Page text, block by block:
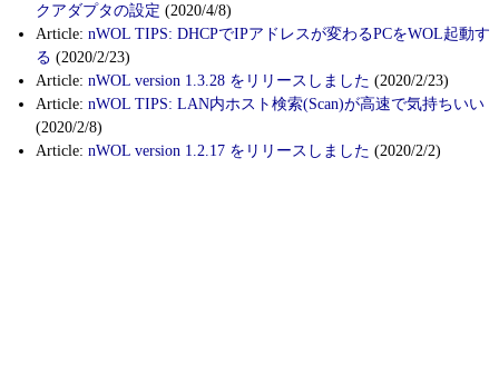
クアダプタの設定 (2020/4/8)
Article: nWOL TIPS: DHCPでIPアドレスが変わるPCをWOL起動す
る (2020/2/23)
Article: nWOL version 1.3.28 をリリースしました (2020/2/23)
Article: nWOL TIPS: LAN内ホスト検索(Scan)が高速で気持ちいい
(2020/2/8)
Article: nWOL version 1.2.17 をリリースしました (2020/2/2)